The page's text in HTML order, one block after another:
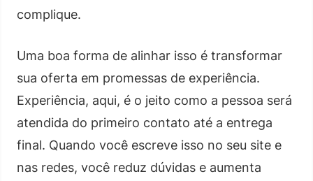
complique.
Uma boa forma de alinhar isso é transformar
sua oferta em promessas de experiência.
Experiência, aqui, é o jeito como a pessoa será
atendida do primeiro contato até a entrega
final. Quando você escreve isso no seu site e
nas redes, você reduz dúvidas e aumenta